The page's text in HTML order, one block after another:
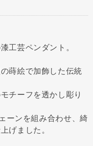
工芸ペンダント。
蒔絵で加飾した伝統
チーフを透かし彫り
ーンを組み合わせ、綺
げました。